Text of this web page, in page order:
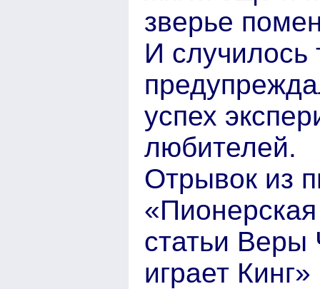
зверье
И случилось
успех
любителей.
Отрывок из
статьи Веры
играет Кинг»